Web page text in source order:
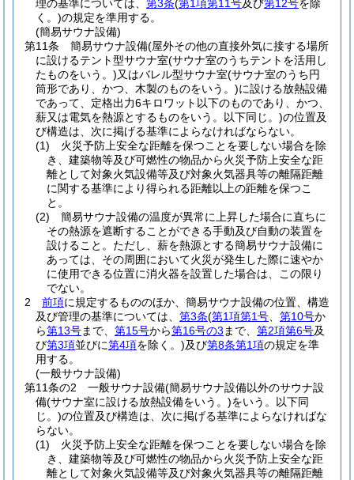
理の基準については、 第3条(第1項第11号及び第12号を除
く。)の規定を準用する。
(簡易サウナ設備)
第11条
簡易サウナ設備(屋外その他の直接外気に接する場所
に設けるテント型サウナ室(サウナ室のうちテントを活用し
たものをいう。)又はバレル型サウナ室(サウナ室のうち円
筒形であり、かつ、木製のものをいう。)に設ける放熱設備
であって、定格出力6キロワット以下のものであり、かつ、
薪又は電気を熱源とするものをいう。以下同じ。)の位置及
び構造は、次に掲げる基準によらなければならない。
(1)
火災予防上安全な距離を保つことを要しない場合を除
き、建築物等及び可燃性の物品から火災予防上安全な距
離として対象火気設備等及び対象火気器具等の離隔距離
に関する基準により得られる距離以上の距離を保つこ
と。
(2)
簡易サウナ設備の温度が異常に上昇した場合に直ちに
その熱源を遮断することができる手動及び自動の装置を
設けること。 ただし、薪を熱源とする簡易サウナ設備に
あっては、その周囲において火災が発生した際に速やか
に使用できる位置に消火器を設置した場合は、この限り
でない。
2
前項に規定するもののほか、簡易サウナ設備の位置、構造
及び管理の基準については、 第3条(第1項第1号 第10号か
ら第13号まで、 第15号から第16号の3 まで、 第2項第6号及
び第3項並びに第4項を除く。)及び第8条第1項の規定を準
用する。
(一般サウナ設備)
第11条の2
一般サウナ設備(簡易サウナ設備以外のサウナ設
備(サウナ室に設ける放熱設備をいう。)をいう。以下同
じ。)の位置及び構造は、次に掲げる基準によらなければな
らない。
(1)
火災予防上安全な距離を保つことを要しない場合を除
き、建築物等及び可燃性の物品から火災予防上安全な距
離として対象火気設備等及び対象火気器具等の離隔距離